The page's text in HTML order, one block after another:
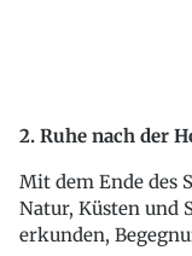
2. Ruhe nach der
Mit dem Ende des
Natur, Küsten und
erkunden,